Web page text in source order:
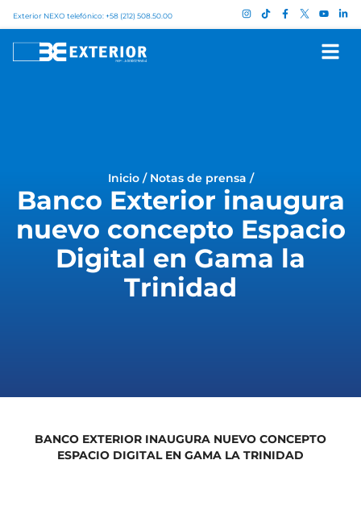
Exterior NEXO telefónico: +58 (212) 508.50.00
Inicio/ Notas de prensa /
Banco Exterior inaugura
nuevo concepto Espacio
Digital en Gama la
Trinidad
BANCO EXTERIOR INAUGURA NUEVO CONCEPTO
ESPACIO DIGITAL EN GAMA LA TRINIDAD